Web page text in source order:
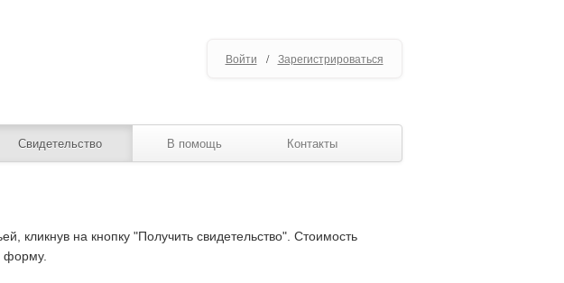
Войти / Зарегистрироваться
Свидетельство В помощь Контакты
кликнув на кнопку "Получить свидетельство". Стоимость
форму.